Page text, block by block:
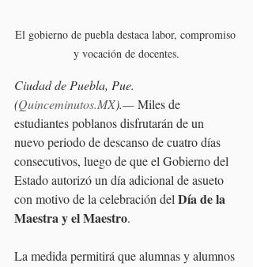
El gobierno de puebla destaca labor, compromiso
y vocación de docentes.
Ciudad de Puebla, Pue.
(Quinceminutos.MX).— Miles de
estudiantes poblanos disfrutarán de un
nuevo periodo de descanso de cuatro días
consecutivos, luego de que el Gobierno del
Estado autorizó un día adicional de asueto
con motivo de la celebración del Día de la
Maestra y el Maestro.
La medida permitirá que alumnas y alumnos